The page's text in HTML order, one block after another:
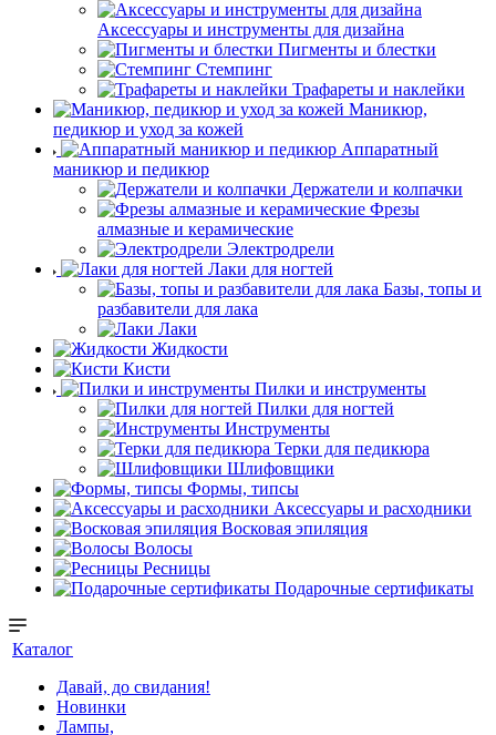
Аксессуары и инструменты для дизайна
Пигменты и блестки
Стемпинг
Трафареты и наклейки
Маникюр,
педикюр и уход за кожей
Аппаратный
маникюр и педикюр
Держатели и колпачки
Фрезы
алмазные и керамические
Электродрели
Лаки для ногтей
Базы, топы и
разбавители для лака
Лаки
Жидкости
Кисти
Пилки и инструменты
Пилки для ногтей
Инструменты
Терки для педикюра
Шлифовщики
Формы, типсы
Аксессуары и расходники
Восковая эпиляция
Волосы
Ресницы
Подарочные сертификаты
Каталог
Давай, до свидания!
Новинки
Лампы,